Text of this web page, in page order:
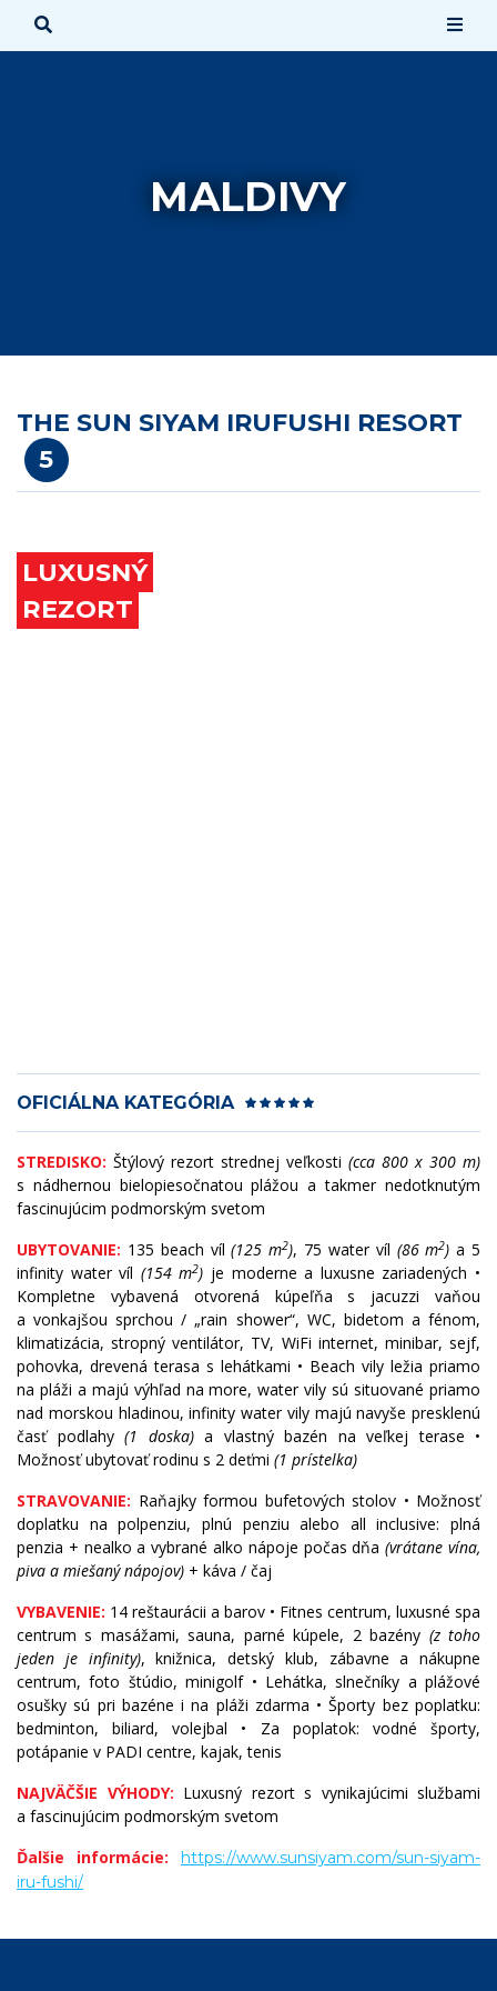
BLÍZKY VÝCHOD
EURÓPA
MALDIVY
THE SUN SIYAM IRUFUSHI RESORT
5
LUXUSNÝ
REZORT
OFICIÁLNA KATEGÓRIA
STREDISKO: Štýlový rezort strednej veľkosti (cca 800 x 300 m)
s nádhernou bielopiesočnatou plážou a takmer nedotknutým
fascinujúcim podmorským svetom
UBYTOVANIE: 135 beach víl(125 m2), 75 water víl (86 m2) a 5
infinity water víl (154 m2) je moderne a luxusne zariadených •
Kompletne vybavená otvorená kúpeľňa s jacuzzi vaňou
a vonkajšou sprchou / „rain shower“, WC, bidetom a fénom,
klimatizácia, stropný ventilátor, TV, WiFi internet, minibar, sejf,
pohovka, drevená terasa s lehátkami • Beach vily ležia priamo
na pláži a majú výhľad na more, water vily sú situované priamo
nad morskou hladinou, infinity water vily majú navyše presklenú
časť podlahy (1 doska)a vlastný bazén na veľkej terase •
Možnosť ubytovať rodinu s 2 deťmi (1 prístelka)
STRAVOVANIE: Raňajky formou bufetových stolov • Možnosť
doplatku na polpenziu, plnú penziu alebo all inclusive: plná
penzia + nealko a vybrané alko nápoje počas dňa(vrátane vína,
piva a miešaný nápojov) + káva / čaj
VYBAVENIE: 14 reštaurácii a barov • Fitnes centrum, luxusné spa
centrum s masážami, sauna, parné kúpele, 2 bazény (z toho
jeden je infinity), knižnica, detský klub, zábavne a nákupne
centrum, foto štúdio, minigolf • Lehátka, slnečníky a plážové
osušky sú pri bazéne i na pláži zdarma • Športy bez poplatku:
bedminton, biliard, volejbal • Za poplatok: vodné športy,
potápanie v PADI centre, kajak, tenis
NAJVÄČŠIE VÝHODY: Luxusný rezort s vynikajúcimi službami
a fascinujúcim podmorským svetom
Ďalšie informácie:
https://www.sunsiyam.com/sun-siyam-
iru-fushi/